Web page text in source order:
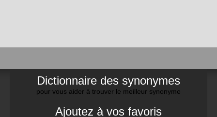
Dictionnaire des synonymes
pour vous aider à trouver le meilleur synonyme
Ajoutez à vos favoris